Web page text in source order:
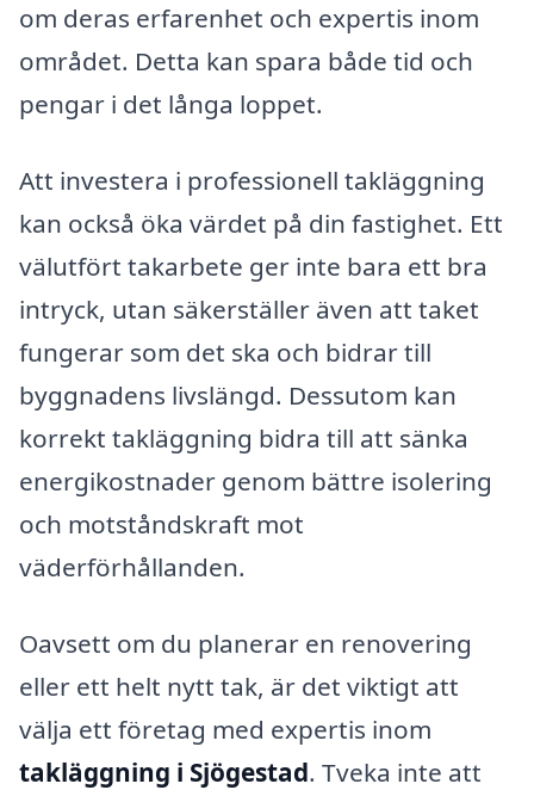
om deras erfarenhet och expertis inom
området. Detta kan spara både tid och
pengar i det långa loppet.
Att investera i professionell takläggning
kan också öka värdet på din fastighet. Ett
välutfört takarbete ger inte bara ett bra
intryck, utan säkerställer även att taket
fungerar som det ska och bidrar till
byggnadens livslängd. Dessutom kan
korrekt takläggning bidra till att sänka
energikostnader genom bättre isolering
och motståndskraft mot
väderförhållanden.
Oavsett om du planerar en renovering
eller ett helt nytt tak, är det viktigt att
välja ett företag med expertis inom
takläggning i Sjögestad. Tveka inte att